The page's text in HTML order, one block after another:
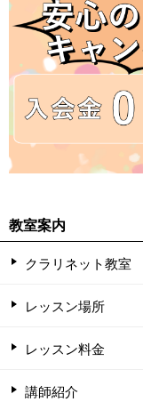
教室案内
クラリネット教室
レッスン場所
レッスン料金
講師紹介